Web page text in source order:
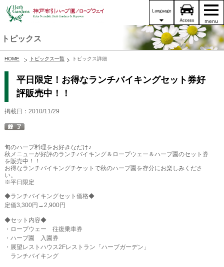
トピックス
HOME トピックス一覧 トピックス詳細
平日限定！お得なランチバイキングセット券好
評販売中！！
掲載日：2010/11/29
旬のハーブ料理をお好きなだけ♪
秋メニューが好評のランチバイキング＆ロープウェー＆ハーブ園のセット券
を販売中！！
お得なランチバイキングチケットで秋のハーブ園を存分にお楽しみくださ
い。
※平日限定
◆ランチバイキングセット価格◆
定価3,300円→2,900円
◆セット内容◆
・ロープウェー 往復乗車券
・ハーブ園 入園券
・展望レストハウス2Fレストラン「ハーブガーデン」
ランチバイキング